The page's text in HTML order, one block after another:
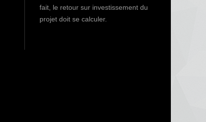
fait, le retour sur investissement du
projet doit se calculer.